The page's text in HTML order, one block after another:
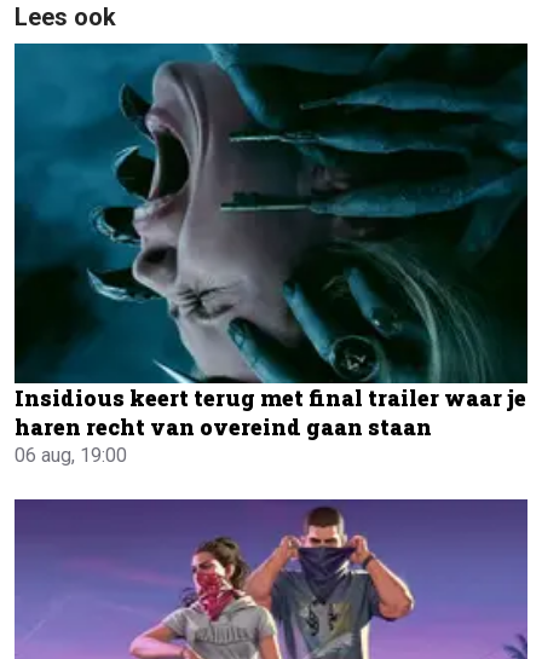
Lees ook
Insidious keert terug met final trailer waar je
haren recht van overeind gaan staan
06 aug, 19:00